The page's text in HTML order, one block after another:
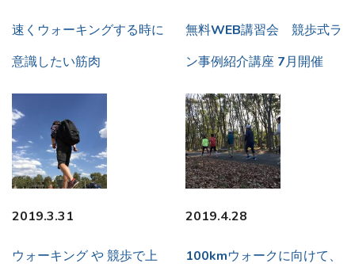
速くウォーキングする時に
意識したい筋肉
無料WEB講習会 競歩式ラ
ン事例紹介講座 7月開催
2019.3.31
ウォーキング や 競歩で上
2019.4.28
100kmウォークに向けて、